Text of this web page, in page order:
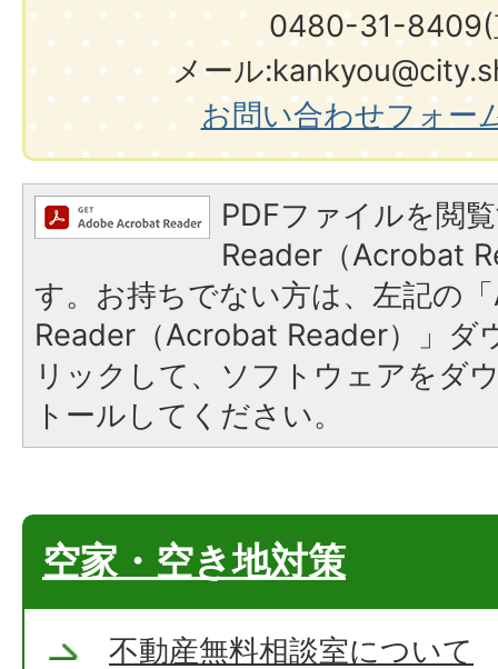
0480-31-8409(
メール
お問い合わせフォー
PDFファイルを閲
Reader（Acrobat
す。お持ちでない方は、左記の
Reader（Acrobat Reader）」ダ
リックして、ソフトウェアをダ
トールしてください。
空家・空き地対策
不動産無料相談室について